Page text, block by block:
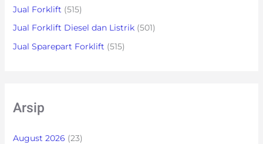
Jual Forklift (515)
Jual Forklift Diesel dan Listrik(501)
Jual Sparepart Forklift (515)
Arsip
August 2026 (23)